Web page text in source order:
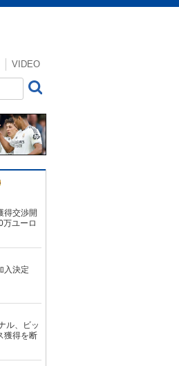
VIDEO
得交渉開
ユーロ
入決定
ル、ビッ
獲得を断